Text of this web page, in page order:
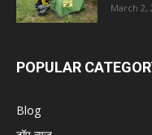
March 2,
POPULAR
Blog